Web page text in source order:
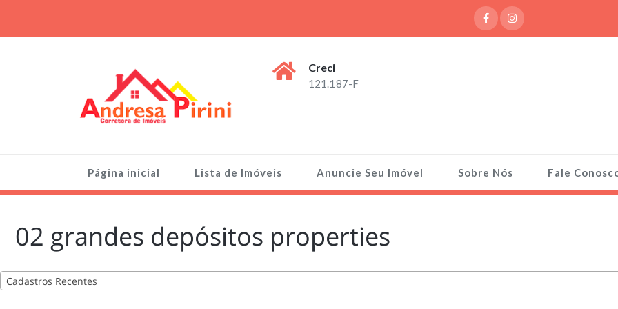
content
Creci
121.187-F
Página inicial Lista de Imóveis Anuncie Seu Imóvel Sobre Nós Fale
02 grandes depósitos properties
Cadastros Recentes